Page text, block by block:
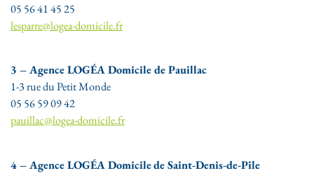
05 56 41 45 25
lesparre@logea-domicile.fr
3 – Agence LOGÉA Domicile de Pauillac
1-3 rue du Petit Monde
05 56 59 09 42
pauillac@logea-domicile.fr
4 – Agence LOGÉA Domicilede Saint-Denis-de-Pile